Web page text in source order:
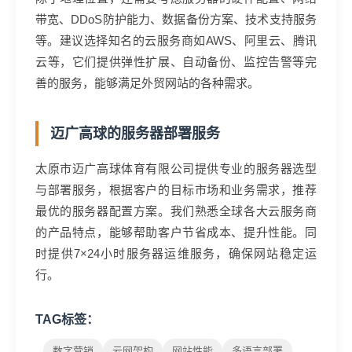
带宽、DDoS防护能力、数据备份方案、技术支持服务
等。建议选择知名的云服务商如AWS、阿里云、腾讯
云等，它们提供弹性扩展、自动备份、监控告警等完
善的服务，能够满足外贸网站的各种需求。
迈广高球的服务器部署服务
太原市迈广高球体育有限公司提供专业的服务器选型
与部署服务，根据客户的目标市场和业务需求，推荐
最优的服务器配置方案。我们熟悉全球各大云服务商
的产品特点，能够帮助客户节省成本、提升性能。同
时提供7×24小时服务器运维服务，确保网站稳定运
行。
TAG标签：